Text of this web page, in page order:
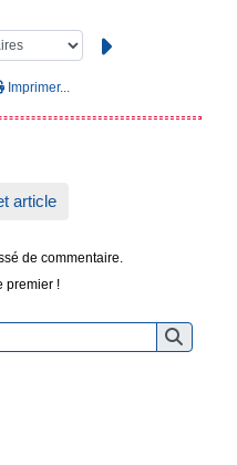
Imprimer...
article
de commentaire.
premier !